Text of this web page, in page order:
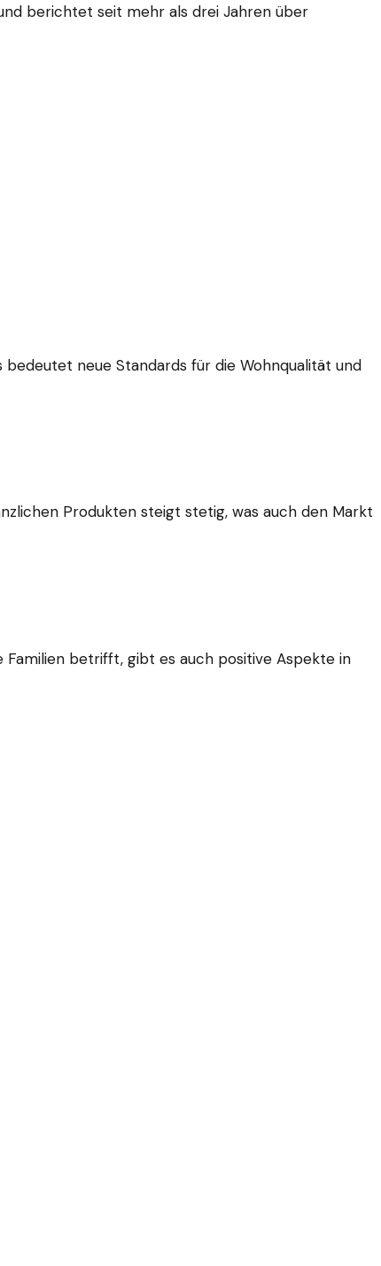
berichtet seit mehr als drei Jahren über
neue Standards für die Wohnqualität und
Produkten steigt stetig, was auch den Markt
Familien betrifft, gibt es auch positive Aspekte in